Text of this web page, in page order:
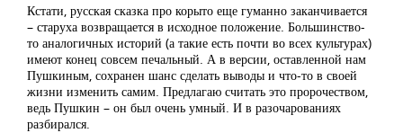
Кстати, русская сказка про корыто еще гуманно заканчивается
– старуха возвращается в исходное положение. Большинство-
то аналогичных историй (а такие есть почти во всех культурах)
имеют конец совсем печальный. А в версии, оставленной нам
Пушкиным, сохранен шанс сделать выводы и что-то в своей
жизни изменить самим. Предлагаю считать это пророчеством,
ведь Пушкин – он был очень умный. И в разочарованиях
разбирался.